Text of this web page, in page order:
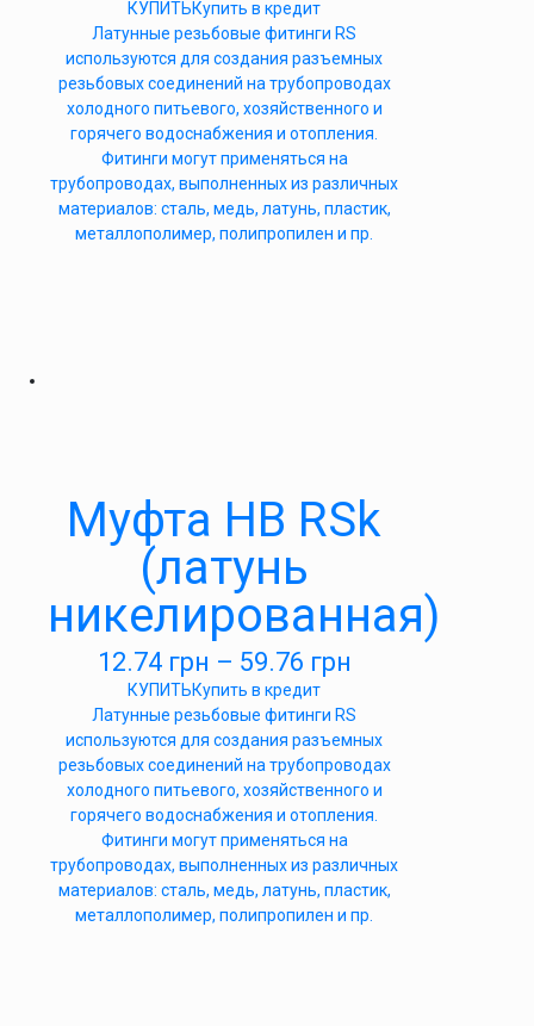
КУПИТЬКупить в кредит
Латунные резьбовые фитинги RS
используются для создания разъемных
резьбовых соединений на трубопроводах
холодного питьевого, хозяйственного и
горячего водоснабжения и отопления.
Фитинги могут применяться на
трубопроводах, выполненных из различных
материалов: сталь, медь, латунь, пластик,
металлополимер, полипропилен и пр.
Муфта НВ RSk
(латунь
никелированная)
12.74 грн – 59.76 грн
КУПИТЬКупить в кредит
Латунные резьбовые фитинги RS
используются для создания разъемных
резьбовых соединений на трубопроводах
холодного питьевого, хозяйственного и
горячего водоснабжения и отопления.
Фитинги могут применяться на
трубопроводах, выполненных из различных
материалов: сталь, медь, латунь, пластик,
металлополимер, полипропилен и пр.